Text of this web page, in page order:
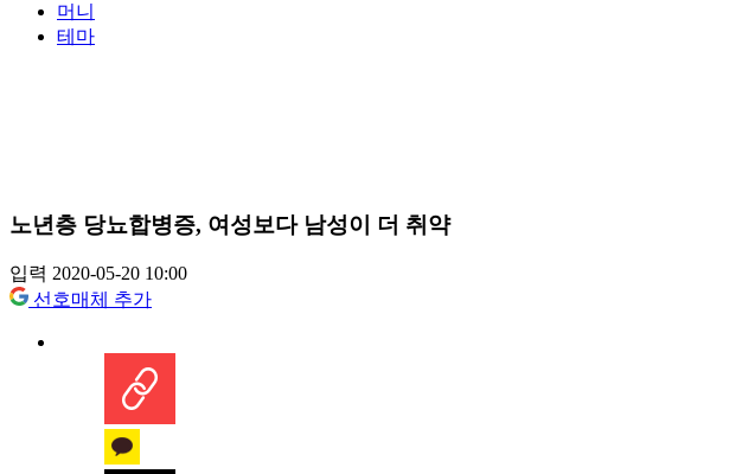
머니
테마
노년층 당뇨합병증, 여성보다 남성이 더 취약
입력 2020-05-20 10:00
선호매체 추가